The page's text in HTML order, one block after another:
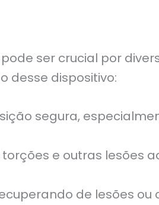
ser crucial por
desse dispositivo:
segura,
e outras lesões
de lesões ou